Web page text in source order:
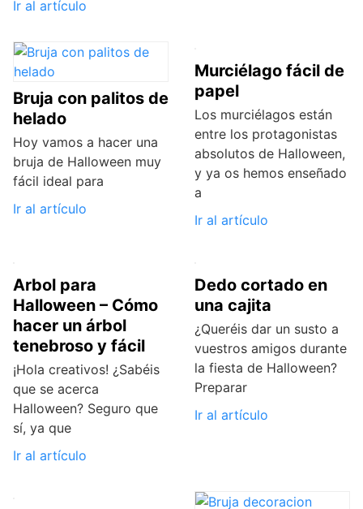
Ir al artículo
Bruja con palitos de
helado
Hoy vamos a hacer una
bruja de Halloween muy
fácil ideal para
Ir al artículo
Murciélago fácil de
papel
Los murciélagos están
entre los protagonistas
absolutos de Halloween,
y ya os hemos enseñado
a
Ir al artículo
Arbol para
Halloween – Cómo
hacer un árbol
tenebroso y fácil
¡Hola creativos! ¿Sabéis
que se acerca
Halloween? Seguro que
sí, ya que
Ir al artículo
Dedo cortado en
una cajita
¿Queréis dar un susto a
vuestros amigos durante
la fiesta de Halloween?
Preparar
Ir al artículo